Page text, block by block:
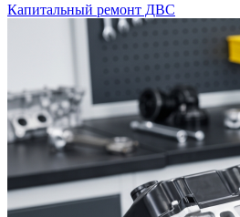
Капитальный ремонт ДВС